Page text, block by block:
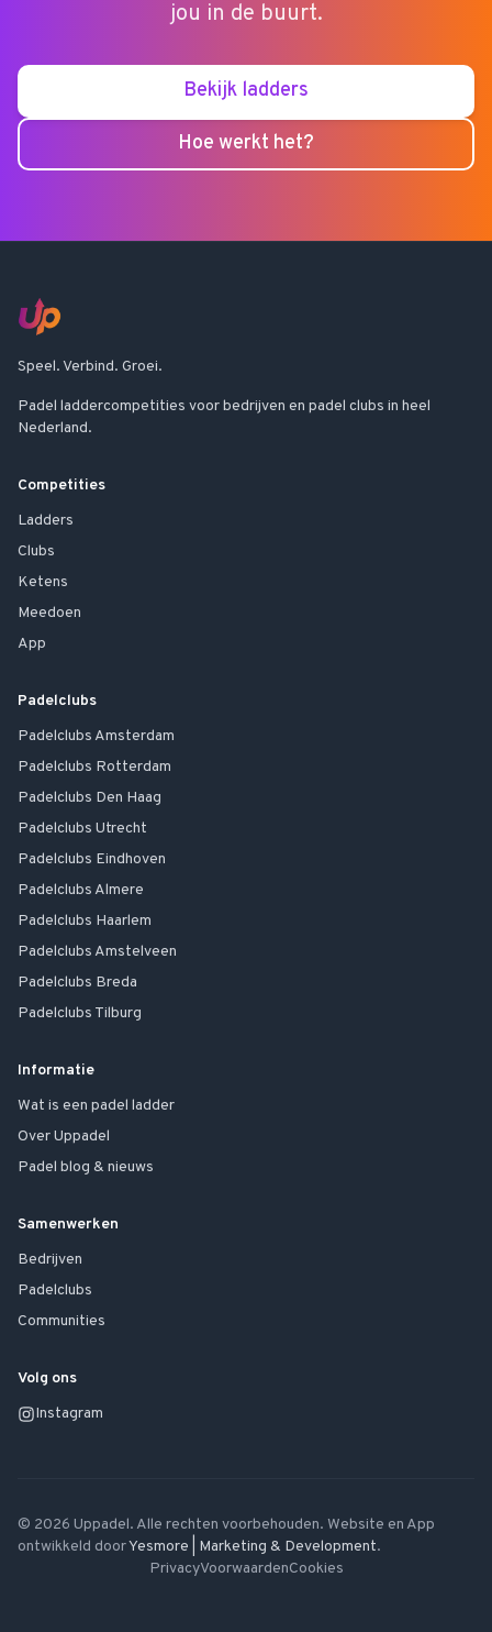
jou in de buurt.
Bekijk ladders
Hoe werkt het?
Speel. Verbind. Groei.
Padel laddercompetities voor bedrijven en padel clubs in heel
Nederland.
Competities
Ladders
Clubs
Ketens
Meedoen
App
Padelclubs
Padelclubs Amsterdam
Padelclubs Rotterdam
Padelclubs Den Haag
Padelclubs Utrecht
Padelclubs Eindhoven
Padelclubs Almere
Padelclubs Haarlem
Padelclubs Amstelveen
Padelclubs Breda
Padelclubs Tilburg
Informatie
Wat is een padel ladder
Over Uppadel
Padel blog & nieuws
Samenwerken
Bedrijven
Padelclubs
Communities
Volg ons
Instagram
© 2026 Uppadel. Alle rechten voorbehouden. Website en App
ontwikkeld doorYesmore | Marketing & Development.
PrivacyVoorwaardenCookies